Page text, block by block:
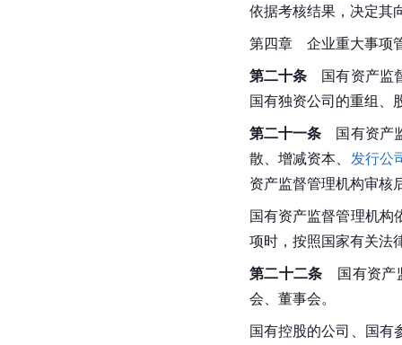
依据考核结果，决定其
第四章　企业重大事项
第二十条 国有资产监
国有独资公司的重组、
第二十一条 国有资产
散、增减资本、 发行公
资产监督管理机构审核
国有资产监督管理机构
项时，按照国家有关法
第二十二条 国有资产
会、董事会。
国有控股的公司、国有